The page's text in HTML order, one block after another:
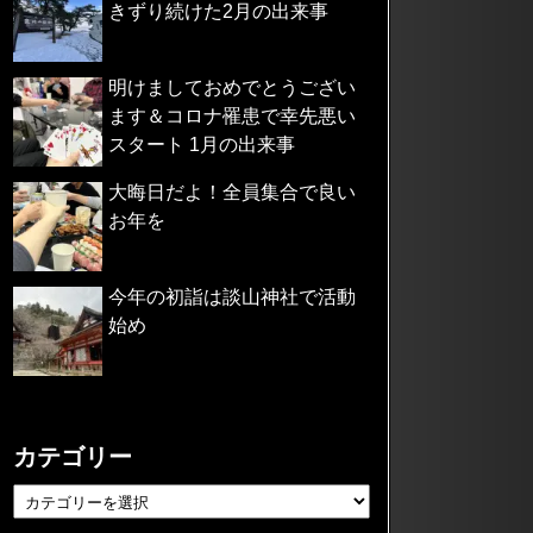
きずり続けた2月の出来事
明けましておめでとうござい
ます＆コロナ罹患で幸先悪い
スタート 1月の出来事
大晦日だよ！全員集合で良い
お年を
今年の初詣は談山神社で活動
始め
カテゴリー